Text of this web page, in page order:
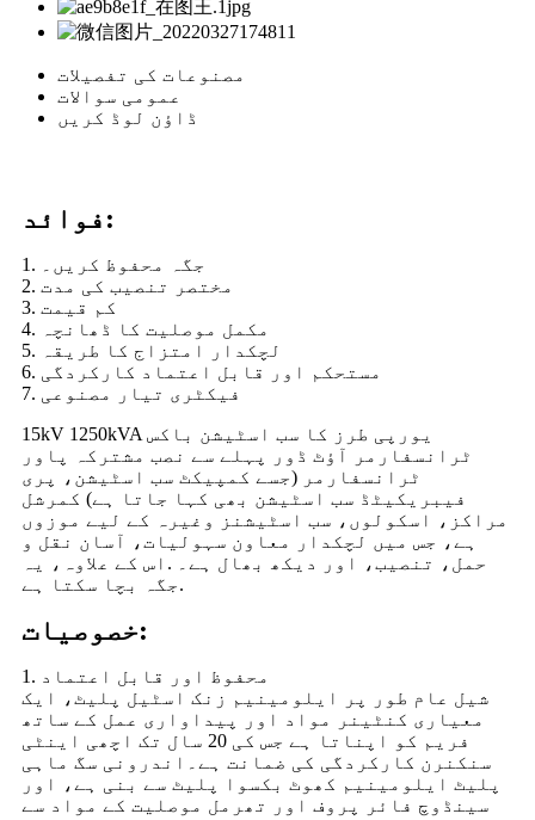
مصنوعات کی تفصیلات
عمومی سوالات
ڈاؤن لوڈ کریں
فوائد:
1. جگہ محفوظ کریں۔
2. مختصر تنصیب کی مدت
3. کم قیمت
4. مکمل موصلیت کا ڈھانچہ
5. لچکدار امتزاج کا طریقہ
6. مستحکم اور قابل اعتماد کارکردگی
7. فیکٹری تیار مصنوعی
15kV 1250kVA یورپی طرز کا سب اسٹیشن باکس
ٹرانسفارمر آؤٹ ڈور پہلے سے نصب مشترکہ پاور
ٹرانسفارمر (جسے کمپیکٹ سب اسٹیشن، پری
فیبریکیٹڈ سب اسٹیشن بھی کہا جاتا ہے) کمرشل
مراکز، اسکولوں، سب اسٹیشنز وغیرہ کے لیے موزوں
ہے، جس میں لچکدار معاون سہولیات، آسان نقل و
حمل، تنصیب، اور دیکھ بھال ہے۔ .اس کے علاوہ، یہ
جگہ بچا سکتا ہے.
خصوصیات:
1. محفوظ اور قابل اعتماد
شیل عام طور پر ایلومینیم زنک اسٹیل پلیٹ، ایک
معیاری کنٹینر مواد اور پیداواری عمل کے ساتھ
فریم کو اپناتا ہے جس کی 20 سال تک اچھی اینٹی
سنکنرن کارکردگی کی ضمانت ہے۔اندرونی سگ ماہی
پلیٹ ایلومینیم کھوٹ بکسوا پلیٹ سے بنی ہے، اور
سینڈوچ فائر پروف اور تھرمل موصلیت کے مواد سے